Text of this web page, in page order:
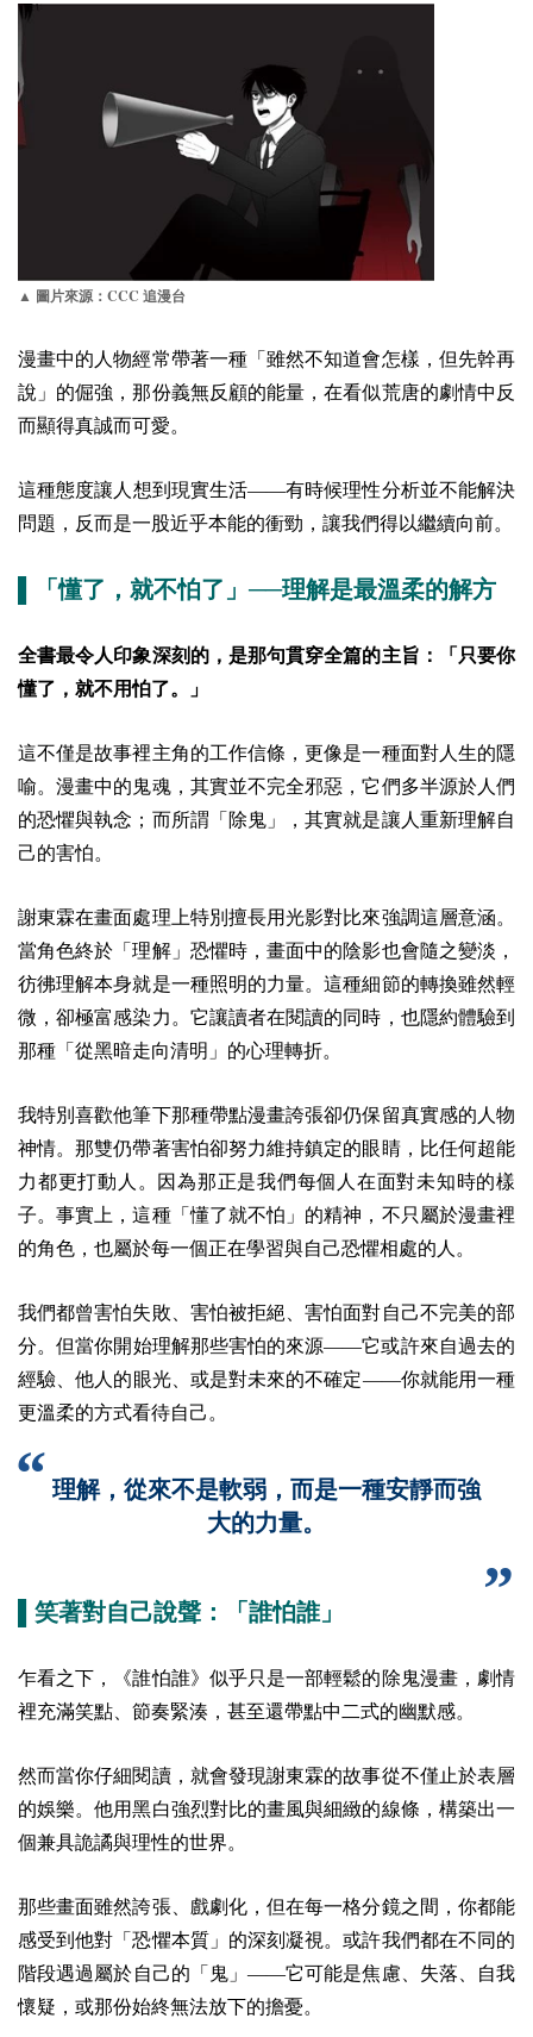
▲ 圖片來源： CCC 追漫台
漫畫中的人物經常帶著一種「雖然不知道會怎樣，但先幹再
說」的倔強，那份義無反顧的能量，在看似荒唐的劇情中反
而顯得真誠而可愛。
這種態度讓人想到現實生活——有時候理性分析並不能解決
問題，反而是一股近乎本能的衝勁，讓我們得以繼續向前。
▌「懂了，就不怕了」──理解是最溫柔的解方
全書最令人印象深刻的，是那句貫穿全篇的主旨：「只要你
懂了，就不用怕了。」
這不僅是故事裡主角的工作信條，更像是一種面對人生的隱
喻。漫畫中的鬼魂，其實並不完全邪惡，它們多半源於人們
的恐懼與執念；而所謂「除鬼」，其實就是讓人重新理解自
己的害怕。
謝東霖在畫面處理上特別擅長用光影對比來強調這層意涵。
當角色終於「理解」恐懼時，畫面中的陰影也會隨之變淡，
彷彿理解本身就是一種照明的力量。這種細節的轉換雖然輕
微，卻極富感染力。它讓讀者在閱讀的同時，也隱約體驗到
那種「從黑暗走向清明」的心理轉折。
我特別喜歡他筆下那種帶點漫畫誇張卻仍保留真實感的人物
神情。那雙仍帶著害怕卻努力維持鎮定的眼睛，比任何超能
力都更打動人。因為那正是我們每個人在面對未知時的樣
子。事實上，這種「懂了就不怕」的精神，不只屬於漫畫裡
的角色，也屬於每一個正在學習與自己恐懼相處的人。
我們都曾害怕失敗、害怕被拒絕、害怕面對自己不完美的部
分。但當你開始理解那些害怕的來源——它或許來自過去的
經驗、他人的眼光、或是對未來的不確定——你就能用一種
更溫柔的方式看待自己。
理解，從來不是軟弱，而是一種安靜而強
大的力量。
▌笑著對自己說聲：「誰怕誰」
乍看之下，《誰怕誰》似乎只是一部輕鬆的除鬼漫畫，劇情
裡充滿笑點、節奏緊湊，甚至還帶點中二式的幽默感。
然而當你仔細閱讀，就會發現謝東霖的故事從不僅止於表層
的娛樂。他用黑白強烈對比的畫風與細緻的線條，構築出一
個兼具詭譎與理性的世界。
那些畫面雖然誇張、戲劇化，但在每一格分鏡之間，你都能
感受到他對「恐懼本質」的深刻凝視。或許我們都在不同的
階段遇過屬於自己的「鬼」——它可能是焦慮、失落、自我
懷疑，或那份始終無法放下的擔憂。